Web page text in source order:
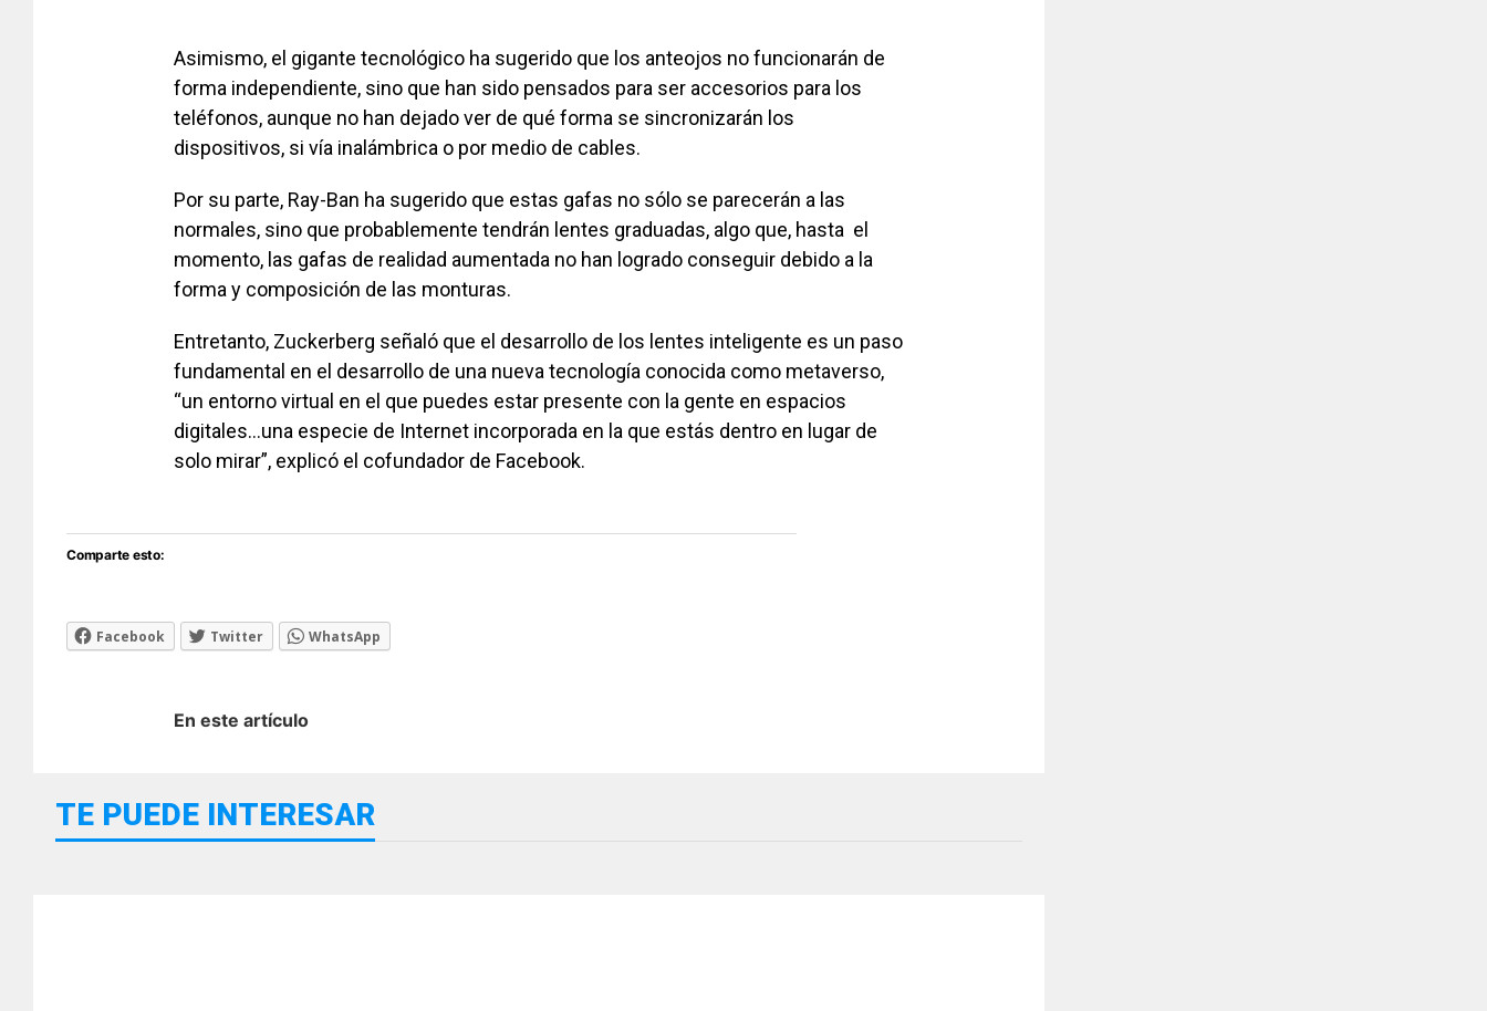
Asimismo, el gigante tecnológico ha sugerido que los anteojos no funcionarán de
forma independiente, sino que han sido pensados para ser accesorios para los
teléfonos, aunque no han dejado ver de qué forma se sincronizarán los
dispositivos, si vía inalámbrica o por medio de cables.
Por su parte, Ray-Ban ha sugerido que estas gafas no sólo se parecerán a las
normales, sino que probablemente tendrán lentes graduadas, algo que, hasta el
momento, las gafas de realidad aumentada no han logrado conseguir debido a la
forma y composición de las monturas.
Entretanto, Zuckerberg señaló que el desarrollo de los lentes inteligente es un paso
fundamental en el desarrollo de una nueva tecnología conocida como metaverso,
“un entorno virtual en el que puedes estar presente con la gente en espacios
digitales…una especie de Internet incorporada en la que estás dentro en lugar de
solo mirar”, explicó el cofundador de Facebook.
Comparte esto:
Facebook Twitter WhatsApp
En este artículo
TE PUEDE INTERESAR